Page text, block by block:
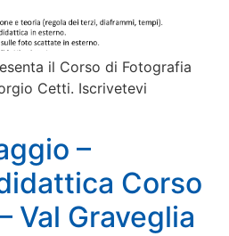
il Corso di Fotografia
Cetti. Iscrivetevi
–
Corso
Val Graveglia